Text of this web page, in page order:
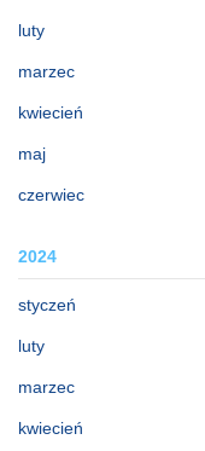
luty
marzec
kwiecień
maj
czerwiec
2024
styczeń
luty
marzec
kwiecień